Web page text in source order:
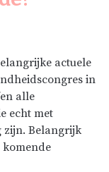
actuele
in
alle
echt met
zijn. Belangrijk
komende